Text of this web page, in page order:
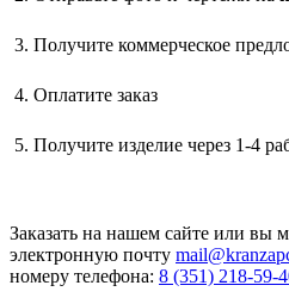
Получите коммерческое
Оплатите заказ
Получите изделие через 1-4
Заказать на нашем сайте или вы
электронную почту
номеру телефона: 8 (351) 218-59-